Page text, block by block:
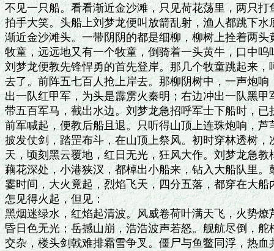
不见一只船。看看渐近金沙滩，只见荷花荡里，两只
拍手大笑。头船上刘梦龙便叫放箭乱射，渔人都跳下
渐近金沙滩头。一带阴阴的都是细柳，柳树上拴着两
牧童，远远地又有一个牧童，倒骑着一头黄牛，口中呜
刘梦龙便教先锋悍勇的首先登岸。那几个牧童跳起来
去了。前阵五七百人抢上岸去。那柳阴树中，一声炮
出一队红甲军，为头是霹雳火秦明；右边冲出一队黑
带五百军马，截出水边。刘梦龙急招呼军士下船时，
前军喊起，便教后船且退。只听得山顶上连珠炮响，
披发仗剑，踏罡布斗，在山顶上祭风。初时穿林透树
天，顷刻黑云覆地，红日无光，狂风大作。刘梦龙急
藕花深处，小港狭汊，都棹出小船来，钻入大船队里
霎时间，大火竟起，烈焰飞天，四分五落，都穿在大
怎见得火起，但见：
黑烟迷绿水，红焰起清波。风威卷荷叶满天飞，火势
昏日色无光；岳撼山崩，浩浩波声若怒。舰航尽倒，
交杂，楼头剑戟难排霜雪争叉。僵尸与鱼鳖同浮，热